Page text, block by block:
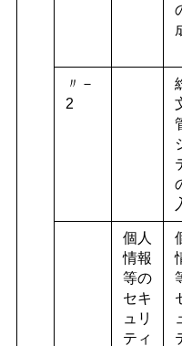
〃－
2
個人
情報
等の
セキ
ュリ
ティ